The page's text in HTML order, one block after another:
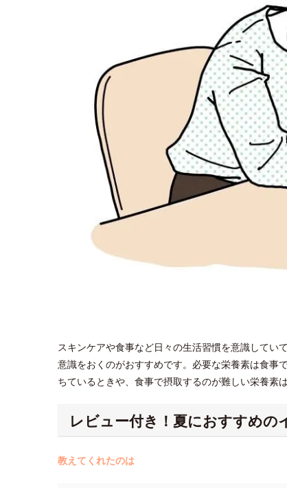
スキンケアや食事など日々の生活習慣を意識してい
意識をおくのがおすすめです。必要な栄養素は食事
ちているときや、食事で摂取するのが難しい栄養素
レビュー付き！夏におすすめの
教えてくれたのは